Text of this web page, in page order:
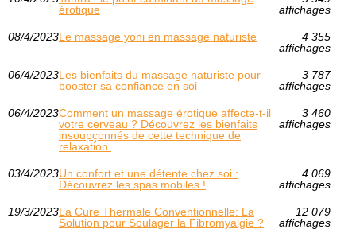
érotique
affichages
08/4/2023Le massage yoni en massage naturiste
4 355
affichages
06/4/2023Les bienfaits du massage naturiste pour
booster sa confiance en soi
3 787
affichages
06/4/2023Comment un massage érotique affecte-t-il
votre cerveau ? Découvrez les bienfaits
insoupçonnés de cette technique de
relaxation.
3 460
affichages
03/4/2023Un confort et une détente chez soi :
Découvrez les spas mobiles !
4 069
affichages
19/3/2023La Cure Thermale Conventionnelle: La
Solution pour Soulager la Fibromyalgie ?
12 079
affichages